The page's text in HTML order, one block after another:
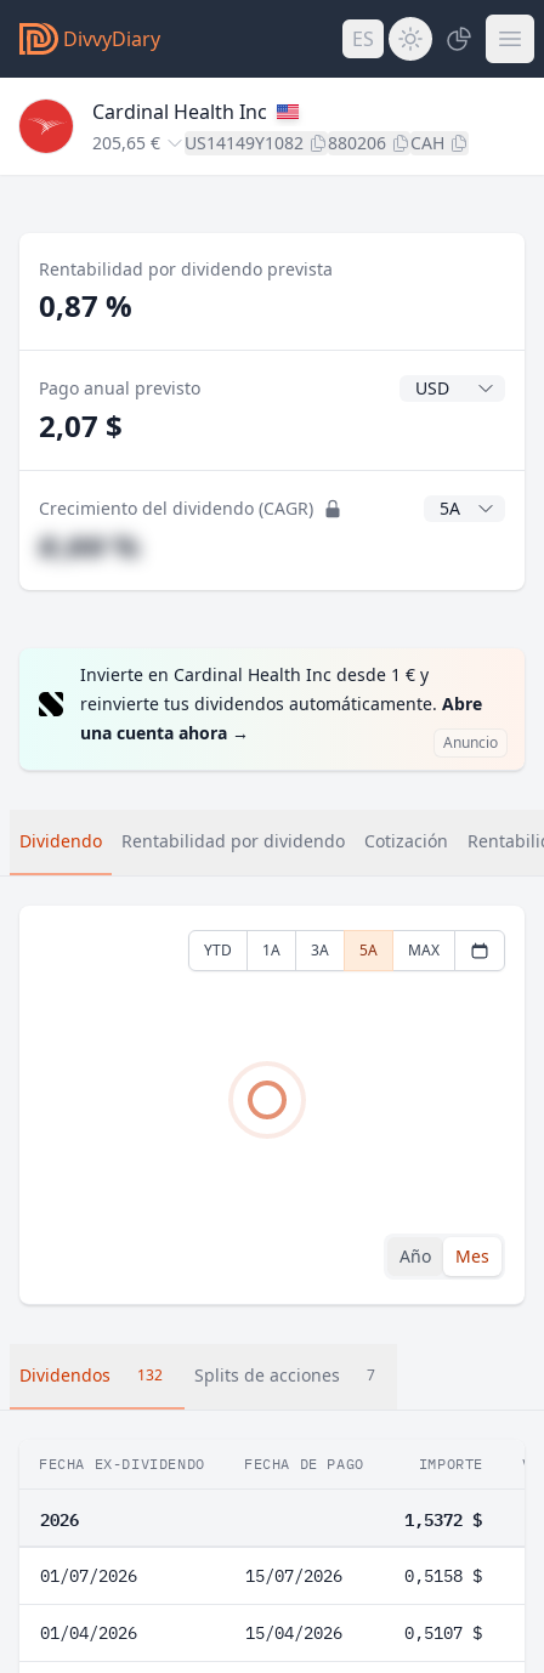
DivvyDiary ES
Cardinal Health Inc
205,65 € US14149Y1082 880206 CAH
Rentabilidad por dividendo prevista
0,87 %
Pago anual previsto Divisa del
2,07 $
Crecimiento del dividendo (CAGR) Años CAGR
#,## %
Invierte en Cardinal Health Inc desde 1 € y
reinvierte tus dividendos automáticamente. Abre
una cuenta ahora → Anuncio
Dividendo Rentabilidad por dividendo Cotización
YTD 1A 3A 5A MAX
Año Mes
Dividendos 132 Splits de acciones 7
FECHA EX-DIVIDENDO FECHA DE PAGO IMPORTE
2026 1,5372 $
01/07/2026 15/07/2026 0,5158 $
01/04/2026 15/04/2026 0,5107 $